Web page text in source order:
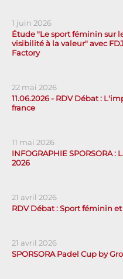
1 juin 2026
Étude "Le sport féminin sur
visibilité à la valeur" avec
Factory
22 mai 2026
11.06.2026 - RDV Débat :
france
11 mai 2026
INFOGRAPHIE SPORSORA
2026
21 avril 2026
RDV Débat : Sport féminin
21 avril 2026
SPORSORA Padel Cup by